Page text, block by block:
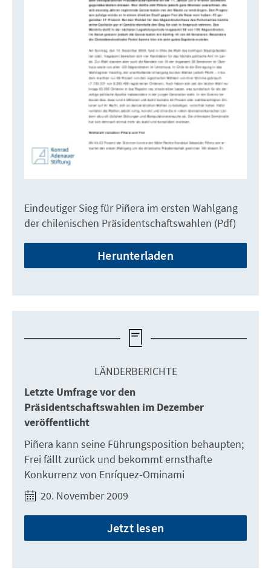
Eindeutiger Sieg für Piñera im ersten Wahlgang
der chilenischen Präsidentschaftswahlen (Pdf)
Herunterladen
LÄNDERBERICHTE
Letzte Umfrage vor den
Präsidentschaftswahlen im Dezember
veröffentlicht
Piñera kann seine Führungsposition behaupten;
Frei fällt zurück und bekommt ernsthafte
Konkurrenz von Enríquez-Ominami
20. November 2009
Jetzt lesen